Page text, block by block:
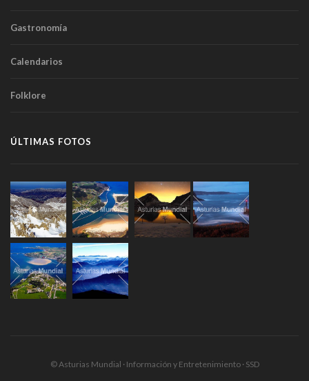
Gastronomía
Calendarios
Folklore
ÚLTIMAS FOTOS
© Asturias Mundial · Información y Entretenimiento · SSD